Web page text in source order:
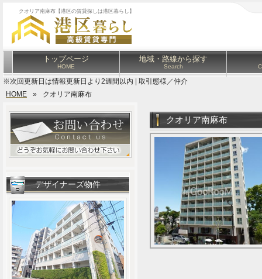
クオリア南麻布【港区の賃貸探しは港区暮らし】
トップページ
HOME
地域・路線から探す
Search
※次回更新日は情報更新日より2週間以内 | 取引態様／仲介
HOME
» クオリア南麻布
クオリア南麻布
デザイナーズ物件